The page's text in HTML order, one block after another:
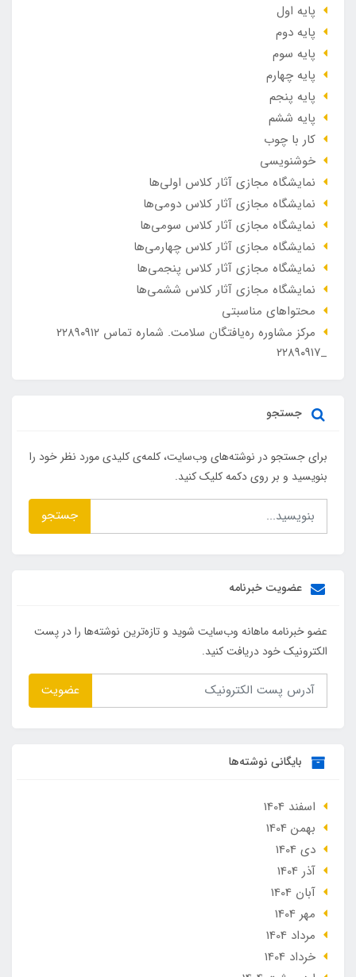
پایه اول
پایه دوم
پایه سوم
پایه چهارم
پایه پنجم
پایه ششم
کار با چوب
خوشنویسی
نمایشگاه مجازی آثار کلاس اولی‌ها
نمایشگاه مجازی آثار کلاس دومی‌ها
نمایشگاه مجازی آثار کلاس سومی‌ها
نمایشگاه مجازی آثار کلاس چهارمی‌ها
نمایشگاه مجازی آثار کلاس پنجمی‌ها
نمایشگاه مجازی آثار کلاس ششمی‌ها
محتواهای مناسبتی
مرکز مشاوره ره‌یافتگان سلامت. شماره تماس ۲۲۸۹۰۹۱۲
_۲۲۸۹۰۹۱۷
جستجو
برای جستجو در نوشته‌های وب‌سایت، کلمه‌ی کلیدی مورد نظر خود را
بنویسید و بر روی دکمه کلیک کنید.
جستجو
عضویت خبرنامه
عضو خبرنامه ماهانه وب‌سایت شوید و تازه‌ترین نوشته‌ها را در پست
الکترونیک خود دریافت کنید.
عضویت
بایگانی نوشته‌ها
اسفند 1404
بهمن 1404
دی 1404
آذر 1404
آبان 1404
مهر 1404
مرداد 1404
خرداد 1404